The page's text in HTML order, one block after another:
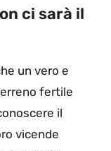
ci sarà il
un vero e
fertile
il
vicende